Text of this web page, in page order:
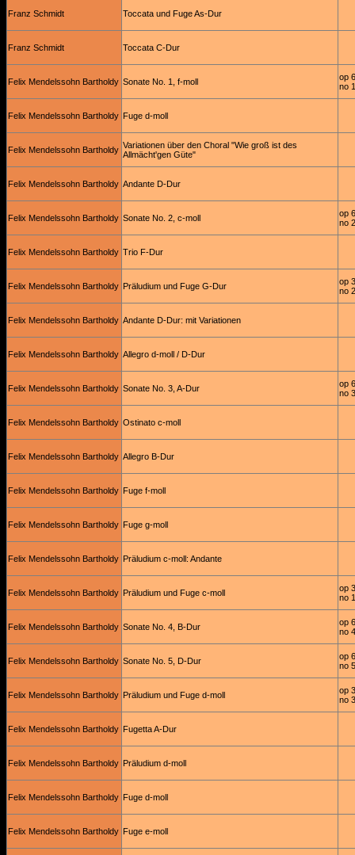
Franz Schmidt Toccata und Fuge As-Dur
Franz Schmidt Toccata C-Dur
Felix Mendelssohn Bartholdy Sonate No. 1, f-moll
op
no 1
Felix Mendelssohn Bartholdy Fuge d-moll
Felix Mendelssohn Bartholdy Variationen über den Choral "Wie groß ist des
Allmächt'gen Güte"
Felix Mendelssohn Bartholdy Andante D-Dur
Felix Mendelssohn Bartholdy Sonate No. 2, c-moll
op
no 2
Felix Mendelssohn Bartholdy Trio F-Dur
Felix Mendelssohn Bartholdy Präludium und Fuge G-Dur
op
no 2
Felix Mendelssohn Bartholdy Andante D-Dur: mit Variationen
Felix Mendelssohn Bartholdy Allegro d-moll / D-Dur
Felix Mendelssohn Bartholdy Sonate No. 3, A-Dur
op
no 3
Felix Mendelssohn Bartholdy Ostinato c-moll
Felix Mendelssohn Bartholdy Allegro B-Dur
Felix Mendelssohn Bartholdy Fuge f-moll
Felix Mendelssohn Bartholdy Fuge g-moll
Felix Mendelssohn Bartholdy Präludium c-moll: Andante
Felix Mendelssohn Bartholdy Präludium und Fuge c-moll
op
no 1
Felix Mendelssohn Bartholdy Sonate No. 4, B-Dur
op
no 4
Felix Mendelssohn Bartholdy Sonate No. 5, D-Dur
op
no 5
Felix Mendelssohn Bartholdy Präludium und Fuge d-moll
op
no 3
Felix Mendelssohn Bartholdy Fugetta A-Dur
Felix Mendelssohn Bartholdy Präludium d-moll
Felix Mendelssohn Bartholdy Fuge d-moll
Felix Mendelssohn Bartholdy Fuge e-moll